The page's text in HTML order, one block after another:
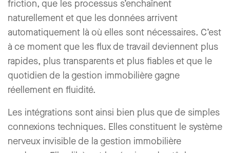
friction, que les processus s’enchaînent
naturellement et que les données arrivent
automatiquement là où elles sont nécessaires. C’est
à ce moment que les flux de travail deviennent plus
rapides, plus transparents et plus fiables et que le
quotidien de la gestion immobilière gagne
réellement en fluidité.
Les intégrations sont ainsi bien plus que de simples
connexions techniques. Elles constituent le système
nerveux invisible de la gestion immobilière